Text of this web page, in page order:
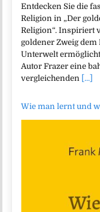
Entdecken Sie die
Religion in „Der
Religion“. Inspiriert
goldener Zweig dem
Unterwelt
Autor Frazer eine
vergleichenden [...]
Wie man lernt und